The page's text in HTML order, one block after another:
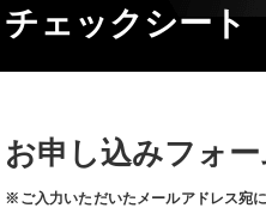
チェックシート
お申し込みフォ
※ご入力いただいたメールアドレス宛